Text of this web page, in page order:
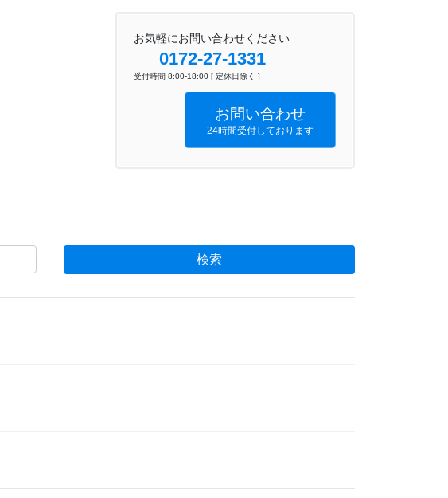
お気軽にお問い合わせください
0172-27-1331
受付時間 8:00-18:00 [ 定休日除く ]
お問い合わせ
24時間受付しております